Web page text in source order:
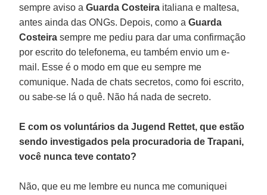
sempre aviso aGuarda Costeira italiana e maltesa,
antes ainda das ONGs. Depois, como aGuarda
Costeira sempre me pediu para dar uma confirmação
por escrito do telefonema, eu também envio um e-
mail. Esse é o modo em que eu sempre me
comunique. Nada de chats secretos, como foi escrito,
ou sabe-se lá o quê. Não há nada de secreto.
E com os voluntários da Jugend Rettet, que estão
sendo investigados pela procuradoria de Trapani,
você nunca teve contato?
Não, que eu me lembre eu nunca me comuniquei